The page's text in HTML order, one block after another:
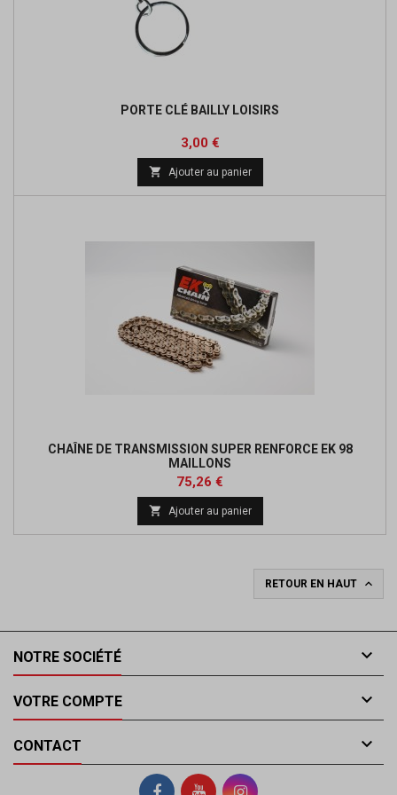
PORTE CLÉ BAILLY LOISIRS
Prix
3,00 €
 Ajouter au panier
CHAÎNE DE TRANSMISSION SUPER RENFORCE EK 98
MAILLONS
Prix
75,26 €
base
 Ajouter au panier
RETOUR EN HAUT 
NOTRE SOCIÉTÉ 
VOTRE COMPTE 
CONTACT 